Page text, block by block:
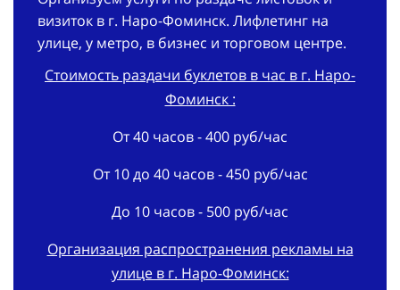
улице, у метро, в бизнес и торговом центре.
Стоимость раздачи буклетов в час в г. Наро-
Фоминск :
От 40 часов - 400 руб/час
От 10 до 40 часов - 450 руб/час
До 10 часов - 500 руб/час
Организация распространения рекламы на
В срок - 3 дня